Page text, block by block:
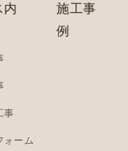
内
事
ォーム
施工事
例